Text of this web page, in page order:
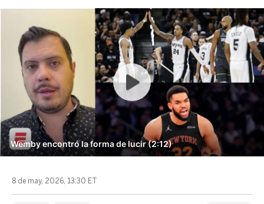
Wemby encontró la forma de lucir (2:12)
8 de may, 2026, 13:30 ET